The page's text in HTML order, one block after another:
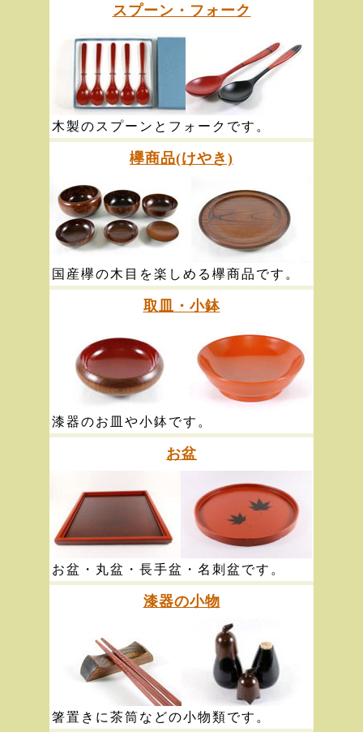
スプーン・フォーク
木製のスプーンとフォークです。
欅商品(けやき)
国産欅の木目を楽しめる欅商品です。
取皿・小鉢
漆器のお皿や小鉢です。
お盆
お盆・丸盆・長手盆・名刺盆です。
漆器の小物
箸置きに茶筒などの小物類です。